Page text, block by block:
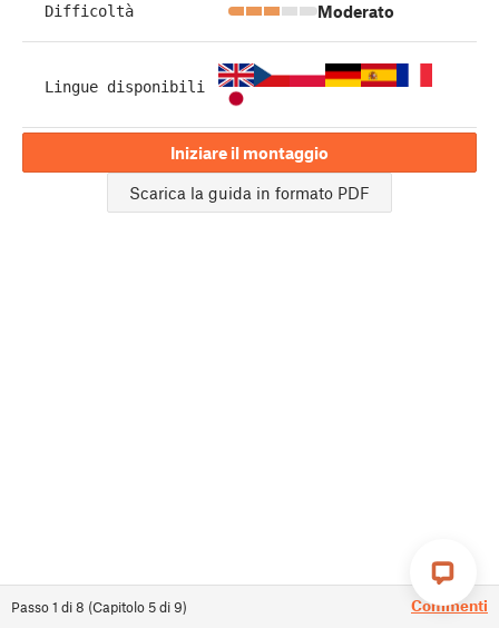
Passo1 di8 (Capitolo 5di9) Commenti
Difficoltà Moderato
Lingue disponibili
Iniziare il montaggio
Scarica la guida in formato PDF